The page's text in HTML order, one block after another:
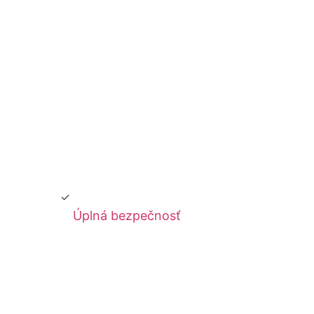
Úplná bezpečnosť